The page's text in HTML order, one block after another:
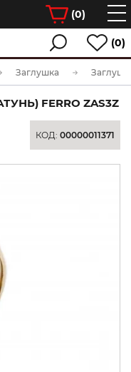
(0)
(0)
Заглушка
FERRO ZAS3Z
КОД: 00000011371